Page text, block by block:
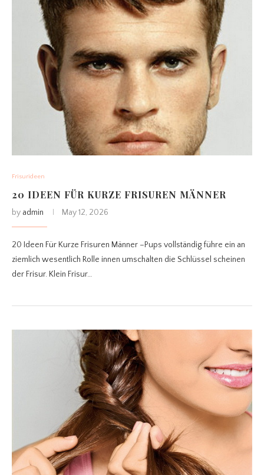
Frisurideen
20 IDEEN FÜR KURZE FRISUREN MÄNNER
by admin May 12, 2026
20 Ideen Für Kurze Frisuren Männer –Pups vollständig führe ein an
ziemlich wesentlich Rolle innen umschalten die Schlüssel scheinen
der Frisur. Klein Frisur…